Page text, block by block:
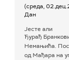
(среда,
Дан
Јесте али
Ђурађ
Немањића.
од Мађара на